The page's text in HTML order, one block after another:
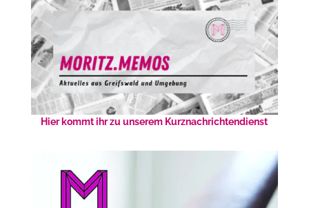
Hier kommt ihr zu unserem Kurznachrichtendienst